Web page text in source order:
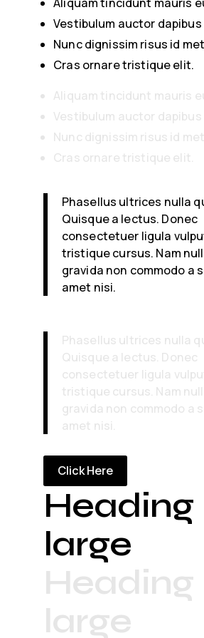
Vestibulum auctor
Nunc dignissim risus id
Cras ornare tristique elit.
Aliquam tincidunt mauris
Vestibulum auctor dapibus
Nunc dignissim risus id
Cras ornare tristique elit.
Phasellus ultrices nulla
Quisque a lectus. Donec
consectetuer ligula
tristique cursus. Nam
gravida non commodo a
amet nisi.
Phasellus ultrices nulla
Quisque a lectus. Donec
consectetuer ligula
tristique cursus. Nam
gravida non commodo a
amet nisi.
Click Here
Heading
large
Heading
large